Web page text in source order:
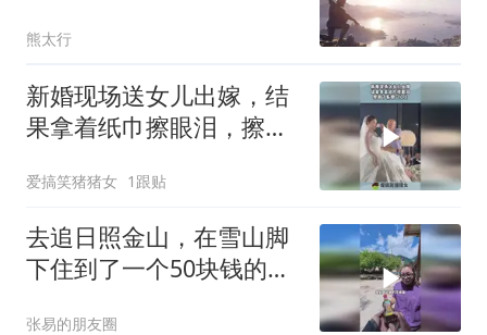
熊太行
新婚现场送女儿出嫁，结
果拿着纸巾擦眼泪，擦到
爱搞笑猪猪女 1跟贴
去追日照金山，在雪山脚
下住到了一个50块钱的酒
张易的朋友圈